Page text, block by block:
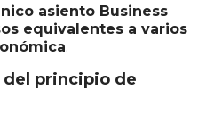
asiento Business
equivalentes a varios
.
del principio de